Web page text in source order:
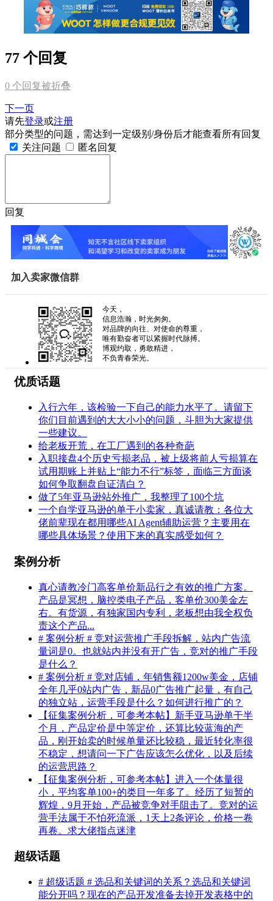
77 个回复
0 个回复被折叠
下一页
请先登录或注册
部分类型的问题，需达到一定级别/身份后才能查看所有回复
关注问题
匿名回复
回复
加入卖家微信群
今天，
信息浩瀚，时光匆匆。
对品牌的向往、对使命的尊重，
唯有勤奋者可以紧握时代脉搏。
博观约取，勇敢精进，
不负青春荣光。
优质话题
入行六年，该检验一下自己的能力水平了。请留下
你们目前遇到的大大小小的问题，斗胆为大家提供
一些建议。
给老板开荒，在工厂遇到的各种奇葩
入职接盘4个历史亏损老品，被上级将前人亏损算在
试用期账上并贴上“能力不行”标签，面临三方面谈
如何争取翻盘自证清白？
做了5年亚马逊站外推广，我整理了100个坑
一个自学亚马逊的单干小卖家，真诚请教：各位大
佬前辈现在都用哪些AI Agent辅助运营？主要用在
哪些具体场景？使用下来的真实感受如何？
案例分析
真心请教冷门高客单价新品行之有效的推广方案。
产品是冥想，脑控类电子产品，客单价300美金左
右。有货源，有独家国内专利，老板想由我全权负
责这个产品...
# 案例分析 # 竞对运营推广手段拆解，站内广告流
量词是0。也就站内并没有开广告，竞对的推广手段
是什么？
# 案例分析 # 竞对店铺，年销售额1200w美金，店铺
全年几乎0站内广告，新品0广告推广起量，有自己
的独立站，运营手段是什么？如何进行推广的？
【征集案例分析，可参考本帖】新手亚马逊单干半
个月，产品定价是中等定价，还算比较蓝海的产
品，刚开始卖的时候单量还比较稳，最近转化率很
不稳定，想请问一下广告应该怎么优化，以及后续
的运营思路？
【征集案例分析，可参考本帖】进入一个体量很
小，平均客单100+的类目一年多了。经历了短暂的
辉煌，9月开始，产品被竞争对手阻击了。竞对的运
营手法属于不怕死流派，1天上2条评论，价格一卷
再卷。求大佬指点迷津
超级话题
# 超级话题 # 选品和关键词的关系？选品和关键词
能分开吗？现在的产品开发准备去掉开发表格中的